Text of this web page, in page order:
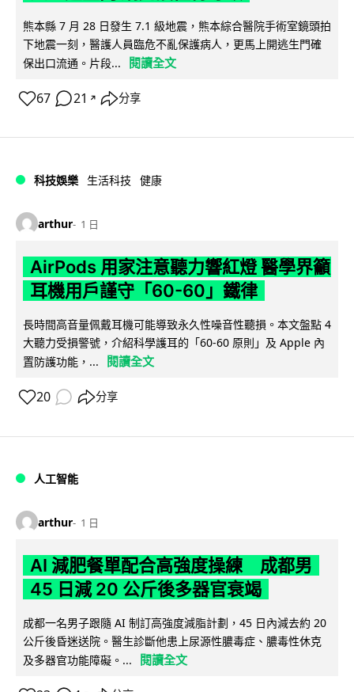
熊本縣 7 月 28 日發生 7.1 級地震，熊本綜合醫院手術室鏡頭拍
下地震一刻，醫護人員臨危不亂保護病人，更馬上開逃生門確
保出口流通。片段...
閱讀全文
67 21 ↗ 分享
科技娛樂 生活科技 健康
arthur 1 日
AirPods 用家注意聽力響紅燈 醫學界籲
耳機用戶謹守「60-60」鐵律
長時間高音量佩戴耳機可能導致永久性噪音性聽損。本文盤點 4
大聽力受損警號，介紹科學護耳的「60-60 原則」及 Apple 內
置防護功能，...
閱讀全文
20 分享
人工智能
arthur 1 日
AI 減肥餐單配合高強度操練 成都男
45 日減 20 公斤後多器官衰竭
成都一名男子跟隨 AI 制訂高強度減脂計劃，45 日內減去約 20
公斤後昏迷送院。醫生診斷他患上尿源性膿毒症、膿毒性休克
及多器官功能障礙。...
閱讀全文